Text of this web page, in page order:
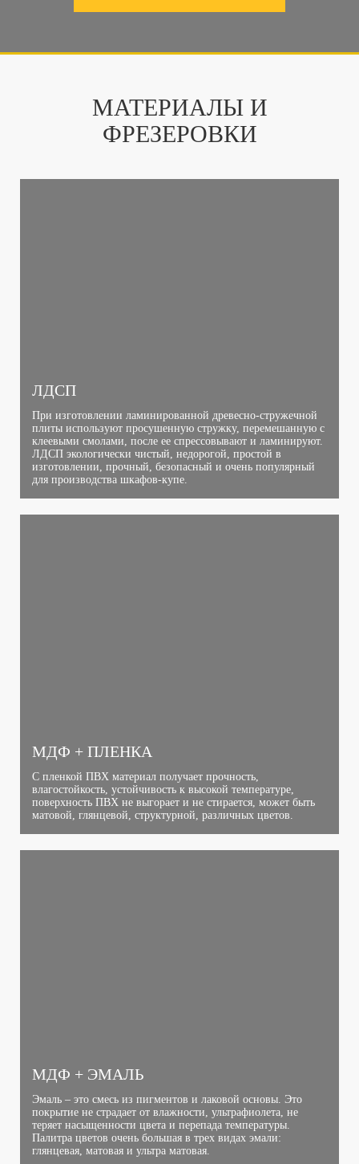
МАТЕРИАЛЫ И
ФРЕЗЕРОВКИ
ЛДСП
При изготовлении ламинированной древесно-стружечной
плиты используют просушенную стружку, перемешанную с
клеевыми смолами, после ее спрессовывают и ламинируют.
ЛДСП экологически чистый, недорогой, простой в
изготовлении, прочный, безопасный и очень популярный
для производства шкафов-купе.
МДФ + ПЛЕНКА
С пленкой ПВХ материал получает прочность,
влагостойкость, устойчивость к высокой температуре,
поверхность ПВХ не выгорает и не стирается, может быть
матовой, глянцевой, структурной, различных цветов.
МДФ + ЭМАЛЬ
Эмаль – это смесь из пигментов и лаковой основы. Это
покрытие не страдает от влажности, ультрафиолета, не
теряет насыщенности цвета и перепада температуры.
Палитра цветов очень большая в трех видах эмали:
глянцевая, матовая и ультра матовая.